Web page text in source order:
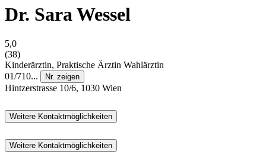
Dr. Sara Wessel
5,0
(38)
Kinderärztin, Praktische Ärztin Wahlärztin
01/710...
Nr. zeigen
Hintzerstrasse 10/6, 1030 Wien
Weitere Kontaktmöglichkeiten
Weitere Kontaktmöglichkeiten